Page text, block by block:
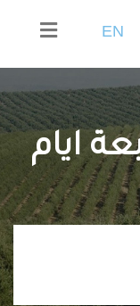
EN
ايام